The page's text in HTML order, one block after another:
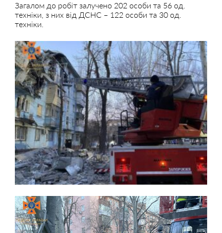
Загалом до робіт залучено 202 особи та 56 од.
техніки, з них від ДСНС – 122 особи та 30 од.
техніки.